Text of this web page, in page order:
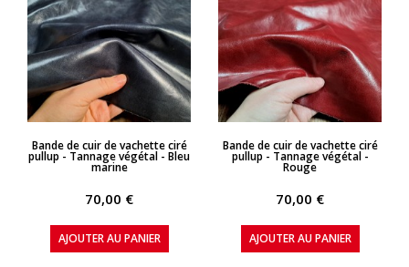
APERÇU RAPIDE
Bande de cuir de vachette ciré
pullup - Tannage végétal - Bleu
marine
70,00 €
AJOUTER AU PANIER
APERÇU RAPIDE
Bande de cuir de vachette ciré
pullup - Tannage végétal -
Rouge
70,00 €
AJOUTER AU PANIER